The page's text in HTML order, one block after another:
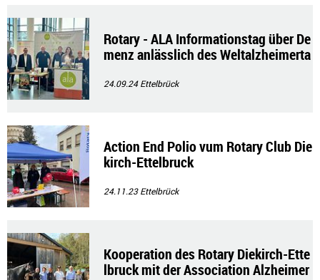
Rotary - ALA Informationstag über De
menz anlässlich des Weltalzheimerta
24.09.24Ettelbrück
Action End Polio vum Rotary Club Die
kirch-Ettelbruck
24.11.23Ettelbrück
Kooperation des Rotary Diekirch-Ette
lbruck mit der Association Alzheimer